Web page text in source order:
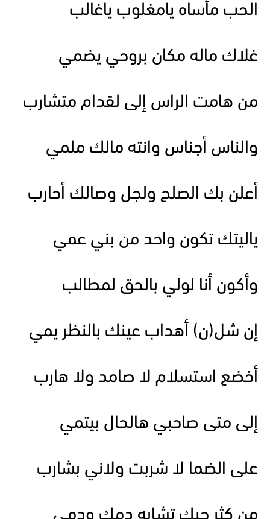
الحب مأساه يامغلوب ياغالب
غلاك ماله مكان بروحي يضمي
من هامت الراس إلى لقدام متشارب
والناس أجناس وانته مالك ملمي
أعلن بك الصلح ولجل وصالك أحارب
ياليتك تكون واحد من بني عمي
وأكون أنا لولي بالحق لمطالب
إن شل(ن) أهداب عينك بالنظر يمي
أخضع استسلام لا صامد ولا هارب
إلى متى صاحبي هالحال بيتمي
على الضما لا شربت ولاني بشارب
من كثر حبك تشابه دمك ودمي